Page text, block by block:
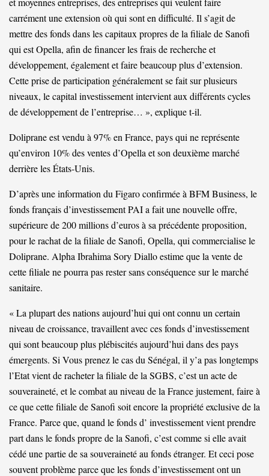
carrément une extension où qui sont en difficulté. Il s’agit de
mettre des fonds dans les capitaux propres de la filiale de Sanofi
qui est Opella, afin de financer les frais de recherche et
développement, également et faire beaucoup plus d’extension.
Cette prise de participation généralement se fait sur plusieurs
niveaux, le capital investissement intervient aux différents cycles
de développement de l’entreprise… », explique t-il.
Doliprane est vendu à 97% en France, pays qui ne représente
qu’environ 10% des ventes d’Opella et son deuxième marché
derrière les États-Unis.
D’après une information du Figaro confirmée à BFM Business, le
fonds français d’investissement PAI a fait une nouvelle offre,
supérieure de 200 millions d’euros à sa précédente proposition,
pour le rachat de la filiale de Sanofi, Opella, qui commercialise le
Doliprane. Alpha Ibrahima Sory Diallo estime que la vente de
cette filiale ne pourra pas rester sans conséquence sur le marché
sanitaire.
« La plupart des nations aujourd’hui qui ont connu un certain
niveau de croissance, travaillent avec ces fonds d’investissement
qui sont beaucoup plus plébiscités aujourd’hui dans des pays
émergents. Si Vous prenez le cas du Sénégal, il y’a pas longtemps
l’Etat vient de racheter la filiale de la SGBS, c’est un acte de
souveraineté, et le combat au niveau de la France justement, faire à
ce que cette filiale de Sanofi soit encore la propriété exclusive de la
France. Parce que, quand le fonds d’ investissement vient prendre
part dans le fonds propre de la Sanofi, c’est comme si elle avait
cédé une partie de sa souveraineté au fonds étranger. Et ceci pose
souvent problème parce que les fonds d’investissement ont un